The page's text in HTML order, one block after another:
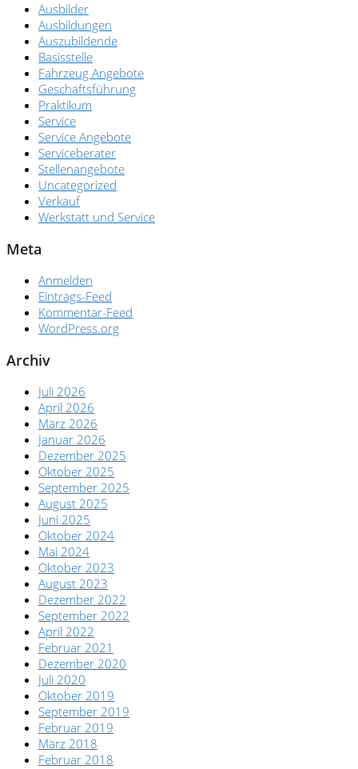
Ausbilder
Ausbildungen
Auszubildende
Basisstelle
Fahrzeug Angebote
Geschäftsführung
Praktikum
Service
Service Angebote
Serviceberater
Stellenangebote
Uncategorized
Verkauf
Werkstatt und Service
Meta
Anmelden
Eintrags-Feed
Kommentar-Feed
WordPress.org
Archiv
Juli 2026
April 2026
März 2026
Januar 2026
Dezember 2025
Oktober 2025
September 2025
August 2025
Juni 2025
Oktober 2024
Mai 2024
Oktober 2023
August 2023
Dezember 2022
September 2022
April 2022
Februar 2021
Dezember 2020
Juli 2020
Oktober 2019
September 2019
Februar 2019
März 2018
Februar 2018